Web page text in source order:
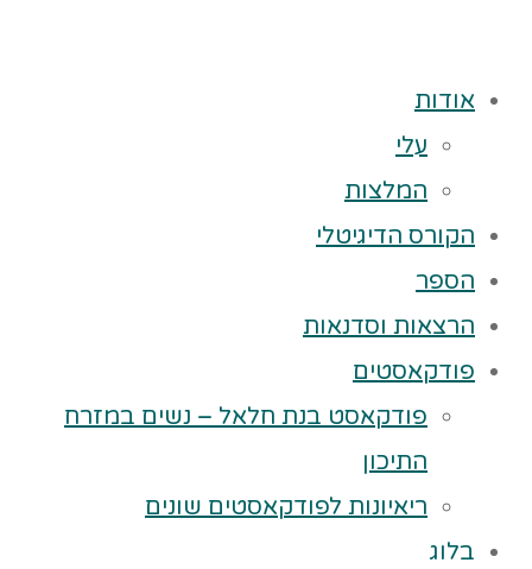
אודות
עלי
המלצות
הקורס הדיגיטלי
הספר
הרצאות וסדנאות
פודקאסטים
פודקאסט בנת חלאל – נשים במזרח
התיכון
ריאיונות לפודקאסטים שונים
בלוג